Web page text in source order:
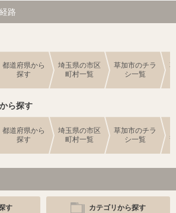
路
都道府県から
探す
埼玉県の市区
町村一覧
草加市のチラ
シ一覧
ら探す
都道府県から
探す
埼玉県の市区
町村一覧
草加市のチラ
シ一覧
す カテゴリから探す